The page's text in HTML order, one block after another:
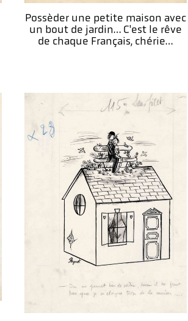
Possèder une petite maison avec
un bout de jardin… C'est le rêve
de chaque Français, chérie…